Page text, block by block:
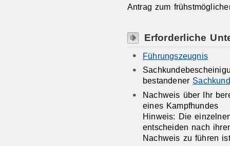
Antrag zum
Erforderliche
Führungszeugnis
bestandener
Nachweis über Ihr
eines Kampfhundes
Hinweis: Die
entscheiden nach
Nachweis zu führen